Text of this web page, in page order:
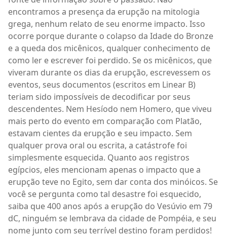
encontramos a presença da erupção na mitologia
grega, nenhum relato de seu enorme impacto. Isso
ocorre porque durante o colapso da Idade do Bronze
e a queda dos micênicos, qualquer conhecimento de
como ler e escrever foi perdido. Se os micênicos, que
viveram durante os dias da erupção, escrevessem os
eventos, seus documentos (escritos em Linear B)
teriam sido impossíveis de decodificar por seus
descendentes. Nem Hesíodo nem Homero, que viveu
mais perto do evento em comparação com Platão,
estavam cientes da erupção e seu impacto. Sem
qualquer prova oral ou escrita, a catástrofe foi
simplesmente esquecida. Quanto aos registros
egípcios, eles mencionam apenas o impacto que a
erupção teve no Egito, sem dar conta dos minóicos. Se
você se pergunta como tal desastre foi esquecido,
saiba que 400 anos após a erupção do Vesúvio em 79
dC, ninguém se lembrava da cidade de Pompéia, e seu
nome junto com seu terrível destino foram perdidos!